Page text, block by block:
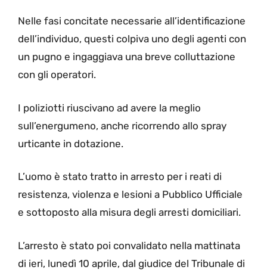
Nelle fasi concitate necessarie all’identificazione
dell’individuo, questi colpiva uno degli agenti con
un pugno e ingaggiava una breve colluttazione
con gli operatori.
I poliziotti riuscivano ad avere la meglio
sull’energumeno, anche ricorrendo allo spray
urticante in dotazione.
L’uomo è stato tratto in arresto per i reati di
resistenza, violenza e lesioni a Pubblico Ufficiale
e sottoposto alla misura degli arresti domiciliari.
L’arresto è stato poi convalidato nella mattinata
di ieri, lunedì 10 aprile, dal giudice del Tribunale di